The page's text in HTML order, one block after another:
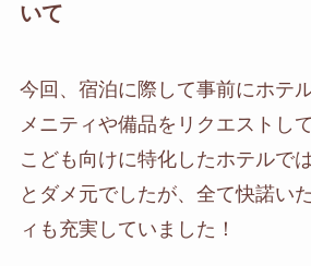
いて
今回、宿泊に際して事前にホテ
メニティや備品をリクエストし
こども向けに特化したホテルで
とダメ元でしたが、全て快諾い
ィも充実していました！